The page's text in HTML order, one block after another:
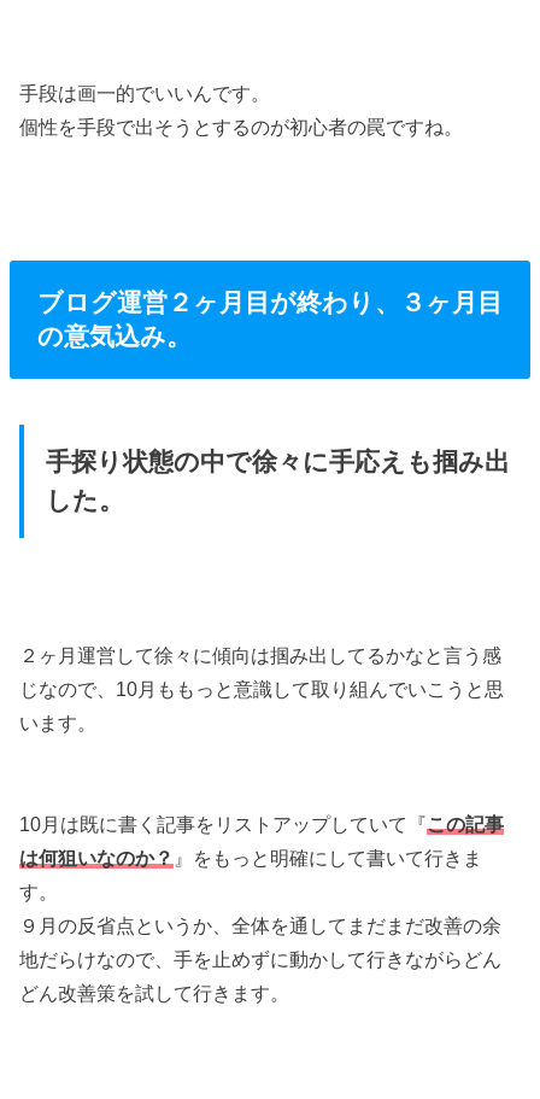
手段は画一的でいいんです。
個性を手段で出そうとするのが初心者の罠ですね。
ブログ運営２ヶ月目が終わり、３ヶ月目
の意気込み。
手探り状態の中で徐々に手応えも掴み出
した。
２ヶ月運営して徐々に傾向は掴み出してるかなと言う感
じなので、10月ももっと意識して取り組んでいこうと思
います。
10月は既に書く記事をリストアップしていて『この記事
は何狙いなのか？ 』をもっと明確にして書いて行きま
す。
９月の反省点というか、全体を通してまだまだ改善の余
地だらけなので、手を止めずに動かして行きながらどん
どん改善策を試して行きます。